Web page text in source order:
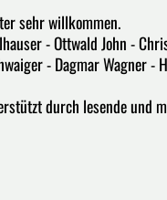
sehr willkommen.
- Ottwald John -
- Dagmar Wagner -
durch lesende und